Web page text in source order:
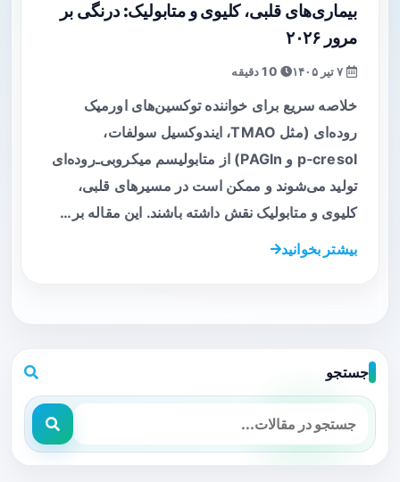
بیماری‌های قلبی، کلیوی و متابولیک: درنگی بر
مرور ۲۰۲۶
خلاصه سریع برای خواننده توکسین‌های اورمیک
روده‌ای (مثل TMAO، ایندوکسیل سولفات،
p‑cresol و PAGln) از متابولیسم میکروبی‌ـ‌روده‌ای
تولید می‌شوند و ممکن است در مسیرهای قلبی،
کلیوی و متابولیک نقش داشته باشند. این مقاله بر…
بیشتر بخوانید
جستجو